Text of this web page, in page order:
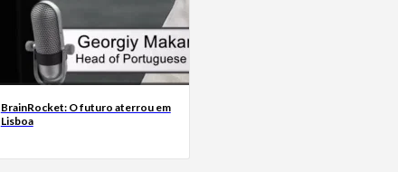
BrainRocket: O futuro aterrou em
Lisboa